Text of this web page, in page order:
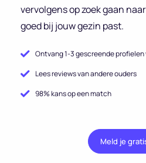
vervolgens op zoek gaan
goed bij jouw gezin past.
Ontvang 1-3 gescreende profielen
Lees reviews van andere ouders
98% kans op een match
Meld je